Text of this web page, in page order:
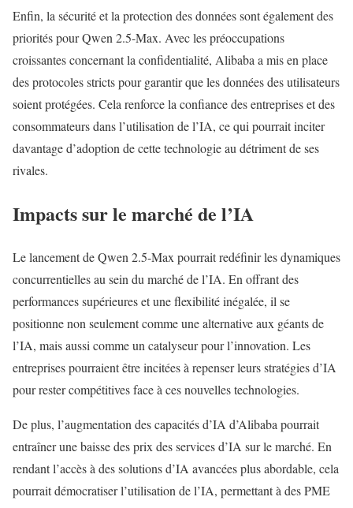
Enfin, la sécurité et la protection des données sont également des
priorités pour Qwen 2.5-Max. Avec les préoccupations
croissantes concernant la confidentialité, Alibaba a mis en place
des protocoles stricts pour garantir que les données des utilisateurs
soient protégées. Cela renforce la confiance des entreprises et des
consommateurs dans l’utilisation de l’IA, ce qui pourrait inciter
davantage d’adoption de cette technologie au détriment de ses
rivales.
Impacts sur le marché de l’IA
Le lancement de Qwen 2.5-Max pourrait redéfinir les dynamiques
concurrentielles au sein du marché de l’IA. En offrant des
performances supérieures et une flexibilité inégalée, il se
positionne non seulement comme une alternative aux géants de
l’IA, mais aussi comme un catalyseur pour l’innovation. Les
entreprises pourraient être incitées à repenser leurs stratégies d’IA
pour rester compétitives face à ces nouvelles technologies.
De plus, l’augmentation des capacités d’IA d’Alibaba pourrait
entraîner une baisse des prix des services d’IA sur le marché. En
rendant l’accès à des solutions d’IA avancées plus abordable, cela
pourrait démocratiser l’utilisation de l’IA, permettant à des PME